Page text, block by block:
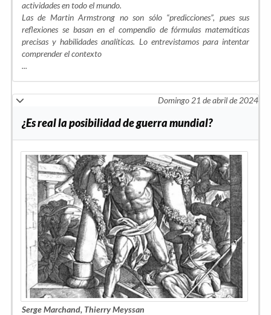
actividades en todo el mundo.
Las de Martin Armstrong no son sólo “predicciones”, pues sus
reflexiones se basan en el compendio de fórmulas matemáticas
precisas y habilidades analíticas. Lo entrevistamos para intentar
comprender el contexto
...
Domingo 21 de abril de 2024
¿Es real la posibilidad de guerra mundial?
Serge Marchand, Thierry Meyssan